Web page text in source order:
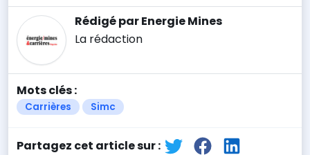
Rédigé par Energie Mines
La rédaction
Mots clés :
Carrières Simc
Partagez cet article sur :